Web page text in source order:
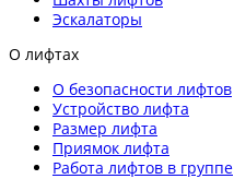
Эскалаторы
О лифтах
О безопасности лифтов
Устройство лифта
Размер лифта
Приямок лифта
Работа лифтов в группе